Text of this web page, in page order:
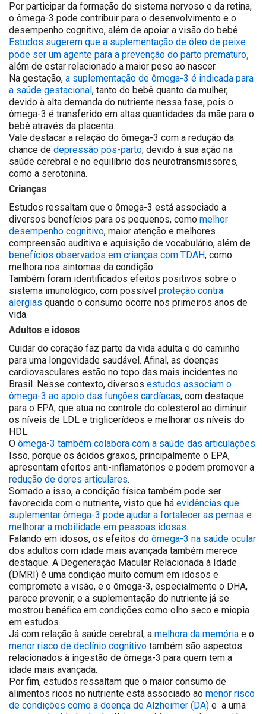
Por participar da formação do sistema nervoso e da retina,
o ômega-3 pode contribuir para o desenvolvimento e o
desempenho cognitivo, além de apoiar a visão do bebê.
Estudos sugerem que a suplementação de óleo de peixe
pode ser um agente para a prevenção do parto prematuro,
além de estar relacionado a maior peso ao nascer.
Na gestação, a suplementação de ômega-3 é indicada para
a saúde gestacional, tanto do bebê quanto da mulher,
devido à alta demanda do nutriente nessa fase, pois o
ômega-3 é transferido em altas quantidades da mãe para o
bebê através da placenta.
Vale destacar a relação do ômega-3 com a redução da
chance de depressão pós-parto, devido à sua ação na
saúde cerebral e no equilíbrio dos neurotransmissores,
como a serotonina.
Crianças
Estudos ressaltam que o ômega-3 está associado a
diversos benefícios para os pequenos, como melhor
desempenho cognitivo, maior atenção e melhores
compreensão auditiva e aquisição de vocabulário, além de
benefícios observados em crianças com TDAH, como
melhora nos sintomas da condição.
Também foram identificados efeitos positivos sobre o
sistema imunológico, com possível proteção contra
alergias quando o consumo ocorre nos primeiros anos de
vida.
Adultos e idosos
Cuidar do coração faz parte da vida adulta e do caminho
para uma longevidade saudável. Afinal, as doenças
cardiovasculares estão no topo das mais incidentes no
Brasil. Nesse contexto, diversos estudos associam o
ômega-3 ao apoio das funções cardíacas, com destaque
para o EPA, que atua no controle do colesterol ao diminuir
os níveis de LDL e triglicerídeos e melhorar os níveis do
HDL.
O ômega-3 também colabora com a saúde das articulações.
Isso, porque os ácidos graxos, principalmente o EPA,
apresentam efeitos anti-inflamatórios e podem promover a
redução de dores articulares.
Somado a isso, a condição física também pode ser
favorecida com o nutriente, visto que há evidências que
suplementar ômega-3 pode ajudar a fortalecer as pernas e
melhorar a mobilidade em pessoas idosas.
Falando em idosos, os efeitos do ômega-3 na saúde ocular
dos adultos com idade mais avançada também merece
destaque. A Degeneração Macular Relacionada à Idade
(DMRI) é uma condição muito comum em idosos e
compromete a visão, e o ômega-3, especialmente o DHA,
parece prevenir, e a suplementação do nutriente já se
mostrou benéfica em condições como olho seco e miopia
em estudos.
Já com relação à saúde cerebral, a melhora da memória e o
menor risco de declínio cognitivo também são aspectos
relacionados à ingestão de ômega-3 para quem tem a
idade mais avançada.
Por fim, estudos ressaltam que o maior consumo de
alimentos ricos no nutriente está associado ao menor risco
de condições como a doença de Alzheimer (DA) e a uma